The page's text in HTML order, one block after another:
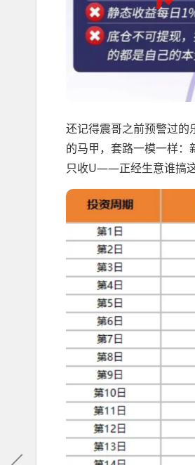
还记得震哥之前预警过
的马甲，套路一模一样
只收U——正经生意谁搞这